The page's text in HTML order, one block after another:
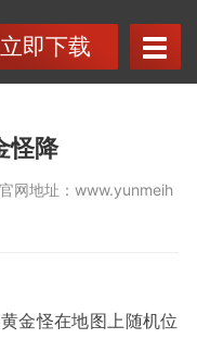
立即下载
怪降
地址： www.yunmeih
金怪在地图上随机位